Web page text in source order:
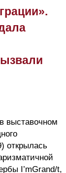
выставочном
открылась
I’mGrand/t,